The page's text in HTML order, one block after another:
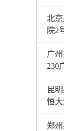
北
院2
广
230
昆
恒
郑